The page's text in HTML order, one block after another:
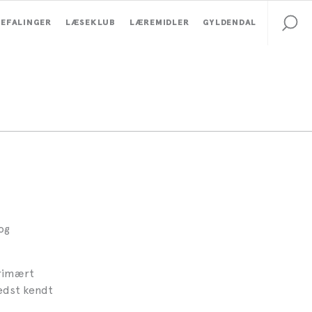
LÆSEKLUB LÆREMIDLER GYLDENDAL
kendt